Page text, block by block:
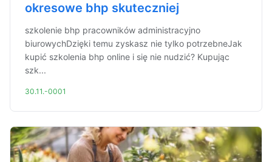
okresowe bhp skuteczniej
szkolenie bhp pracowników administracyjno
biurowychDzięki temu zyskasz nie tylko potrzebneJak
kupić szkolenia bhp online i się nie nudzić? Kupując
szk...
30.11.-0001